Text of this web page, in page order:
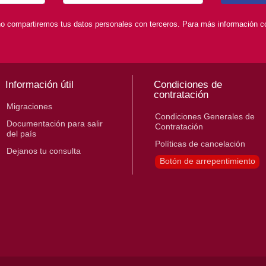
compartiremos tus datos personales con terceros. Para más información
Información útil
Migraciones
Documentación para salir
del país
Dejanos tu consulta
Condiciones de
contratación
Condiciones Generales de
Contratación
Políticas de cancelación
Botón de arrepentimiento